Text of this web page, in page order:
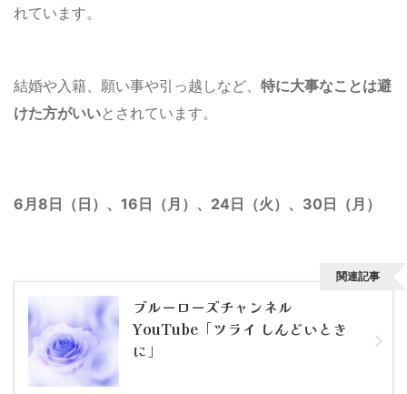
れています。
結婚や入籍、願い事や引っ越しなど、 特に大事なことは避
けた方がいいとされています。
6月8日（日）、16日（月）、24日（火）、30日（月）
ブルーローズチャンネル
YouTube「ツライ しんどいとき
に」
関連記事